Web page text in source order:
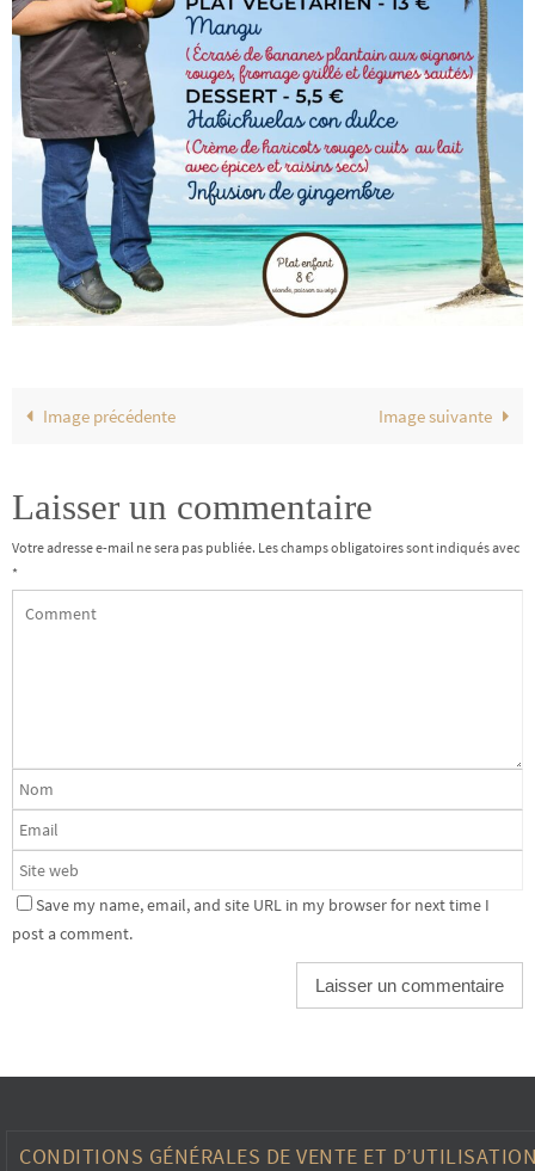
Image précédente Image suivante
Laisser un commentaire
Votre adresse e-mail ne sera pas publiée. Les champs obligatoires sont indiqués avec
*
Save my name, email, and site URL in my browser for next time I
post a comment.
CONDITIONS GÉNÉRALES DE VENTE ET